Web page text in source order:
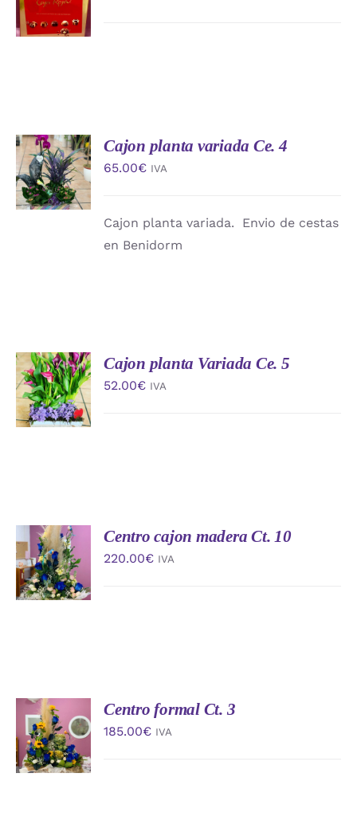
CARRITO
/
DETALLES
AÑADIR
AL
CARRITO
/
DETALLES
Cajon planta variada Ce. 4
65.00€ IVA
Cajon planta variada. Envio de cestas
en Benidorm
AÑADIR
AL
CARRITO
/
DETALLES
Cajon planta Variada Ce. 5
52.00€ IVA
AÑADIR
AL
CARRITO
/
DETALLES
Centro cajon madera Ct. 10
220.00€ IVA
AÑADIR
AL
CARRITO
/
DETALLES
Centro formal Ct. 3
185.00€ IVA